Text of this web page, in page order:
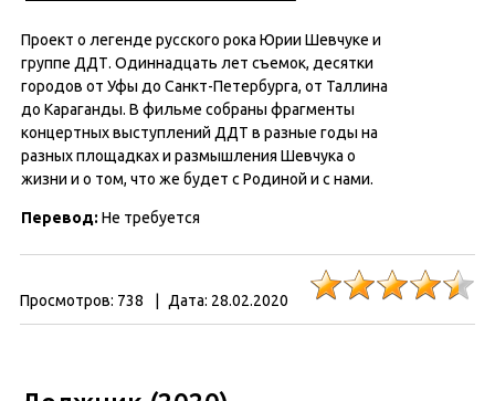
Проект о легенде русского рока Юрии Шевчуке и
группе ДДТ. Одиннадцать лет съемок, десятки
городов от Уфы до Санкт-Петербурга, от Таллина
до Караганды. В фильме собраны фрагменты
концертных выступлений ДДТ в разные годы на
разных площадках и размышления Шевчука о
жизни и о том, что же будет с Родиной и с нами.
Перевод: Не требуется
Просмотров: 738 Дата: 28.02.2020